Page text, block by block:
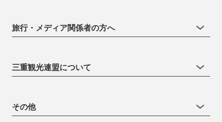
旅行・メディア関係者の方へ
三重観光連盟について
その他